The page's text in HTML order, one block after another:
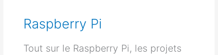
Raspberry Pi
Tout sur le Raspberry Pi, les projets